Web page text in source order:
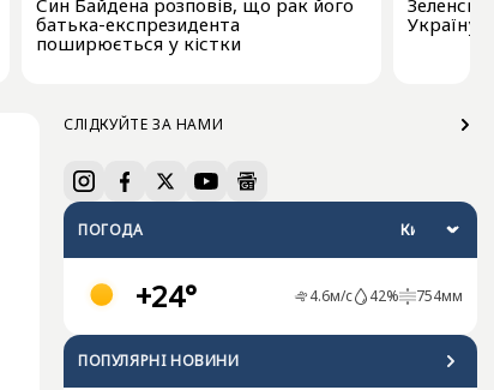
Син Байдена розповів, що рак його
батька-експрезидента
поширюється у кістки
Україну
СЛІДКУЙТЕ ЗА НАМИ
ПОГОДА
+24° 4.6м/с 42% 754мм
ПОПУЛЯРНI НОВИНИ